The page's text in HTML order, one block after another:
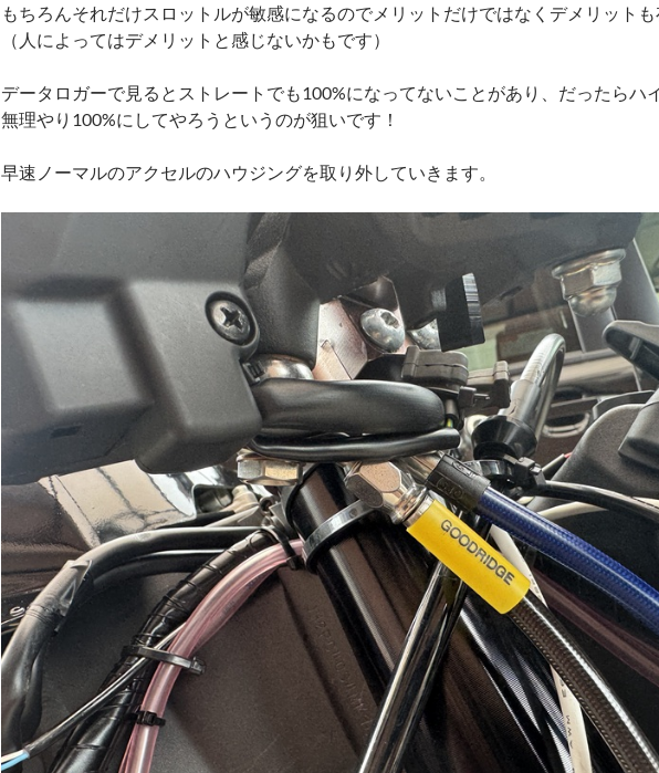
もちろんそれだけスロットルが敏感になるのでメリットだけではなくデメリットも
（人によってはデメリットと感じないかもです）
データロガーで見るとストレートでも100%になってないことがあり、だったらハ
無理やり100%にしてやろうというのが狙いです！
早速ノーマルのアクセルのハウジングを取り外していきます。